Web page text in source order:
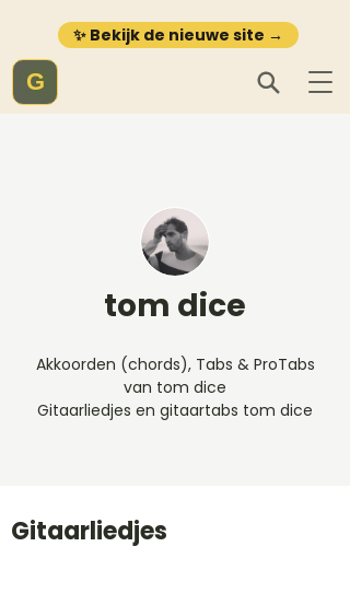
✨ Bekijk de nieuwe site →
G
tom dice
Akkoorden (chords), Tabs & ProTabs
van tom dice
Gitaarliedjes en gitaartabs tom dice
Gitaarliedjes